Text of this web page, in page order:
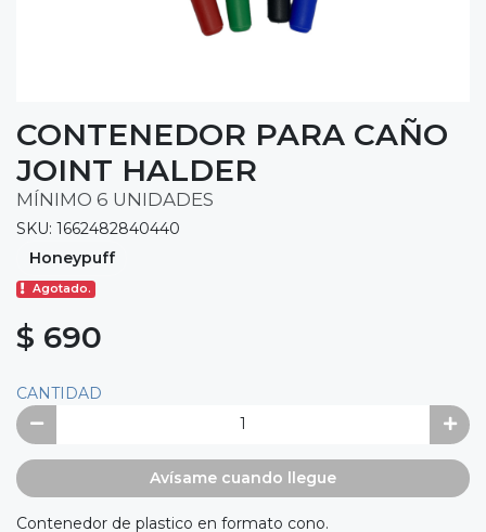
CONTENEDOR PARA CAÑO
JOINT HALDER
MÍNIMO 6 UNIDADES
SKU: 1662482840440
Honeypuff
Agotado.
$ 690
CANTIDAD
Avísame cuando llegue
Contenedor de plastico en formato cono.